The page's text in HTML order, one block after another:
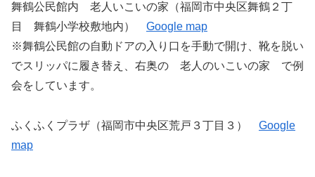
舞鶴公民館内 老人いこいの家（福岡市中央区舞鶴２丁
目 舞鶴小学校敷地内） Google map
※舞鶴公民館の自動ドアの入り口を手動で開け、靴を脱い
でスリッパに履き替え、右奥の 老人のいこいの家 で例
会をしています。
ふくふくプラザ（福岡市中央区荒戸３丁目３） Google
map